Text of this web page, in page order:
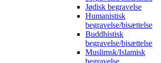
Jødisk begravelse
Humanistisk
begravelse/bisættelse
Buddhistisk
begravelse/bisættelse
Muslimsk/Islamisk
begravelse